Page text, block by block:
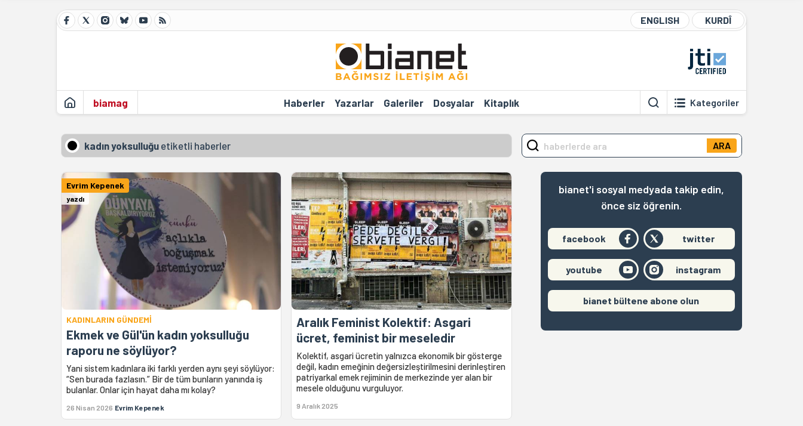
ENGLISH KURDÎ
biamag Haberler Yazarlar Galeriler Dosyalar Kitaplık Kategoriler
kadın yoksulluğu etiketli haberler
Evrim Kepenek
yazdı
KADINLARIN GÜNDEMİ
Ekmek ve Gül'ün kadın yoksulluğu
raporu ne söylüyor?
Yani sistem kadınlara iki farklı yerden aynı şeyi söylüyor:
“Sen burada fazlasın.” Bir de tüm bunların yanında iş
bulanlar. Onlar için hayat daha mı kolay?
26 Nisan 2026 Evrim Kepenek
Aralık Feminist Kolektif: Asgari
ücret, feminist bir meseledir
Kolektif, asgari ücretin yalnızca ekonomik bir gösterge
değil, kadın emeğinin değersizleştirilmesini derinleştiren
patriyarkal emek rejiminin de merkezinde yer alan bir
mesele olduğunu vurguluyor.
9 Aralık 2025
ARA
bianet'i sosyal medyada takip edin,
önce siz öğrenin.
facebook twitter
youtube instagram
bianet bültene abone olun